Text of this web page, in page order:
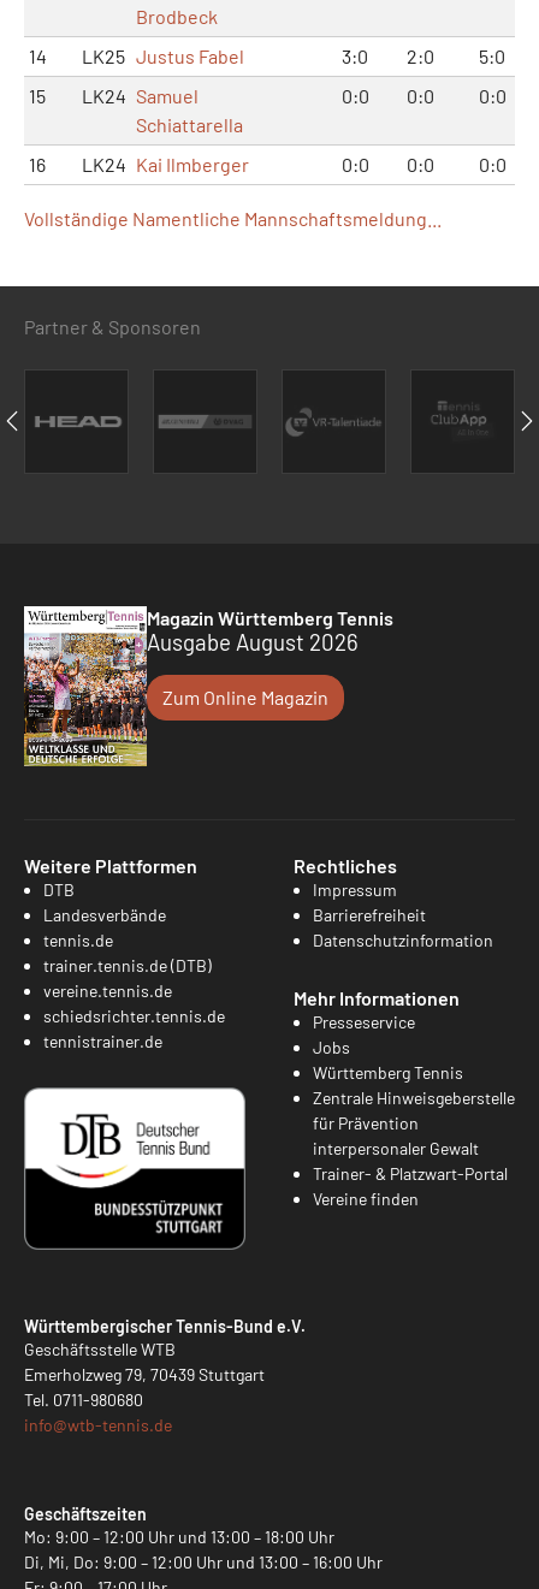
Brodbeck
14 LK25 Justus Fabel 3:0 2:0
5:0
15
LK24 Samuel
Schiattarella
0:0 0:0 0:0
16 LK24 Kai Ilmberger 0:0 0:0 0:0
Vollständige Namentliche Mannschaftsmeldung...
Partner & Sponsoren
Magazin Württemberg Tennis
Ausgabe August 2026
Zum Online Magazin
Weitere Plattformen
DTB
Landesverbände
tennis.de
trainer.tennis.de (DTB)
vereine.tennis.de
schiedsrichter.tennis.de
tennistrainer.de
Rechtliches
Impressum
Barrierefreiheit
Datenschutzinformation
Mehr Informationen
Presseservice
Jobs
Württemberg Tennis
Zentrale Hinweisgeberstelle
für Prävention
interpersonaler Gewalt
Trainer- & Platzwart-Portal
Vereine finden
Württembergischer Tennis-Bund e.V.
Geschäftsstelle WTB
Emerholzweg 79, 70439 Stuttgart
Tel. 0711-980680
info@wtb-tennis.de
Geschäftszeiten
Mo: 9:00 – 12:00 Uhr und 13:00 – 18:00 Uhr
Di, Mi, Do: 9:00 – 12:00 Uhr und 13:00 – 16:00 Uhr